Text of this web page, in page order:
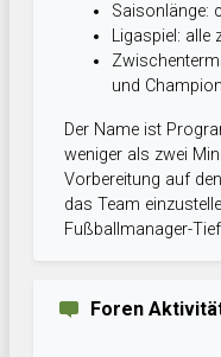
Saisonlänge:
Ligaspiel: alle
und
Der Name ist
weniger als zwei
Vorbereitung auf
das Team
Fußballmanager-
Foren